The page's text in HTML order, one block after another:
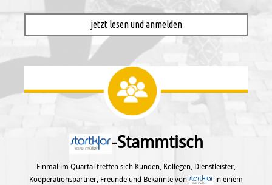
jetzt lesen und anmelden
-Stammtisch
Einmal im Quartal treffen sich Kunden, Kollegen, Dienstleister,
Kooperationspartner, Freunde und Bekannte von
in einem